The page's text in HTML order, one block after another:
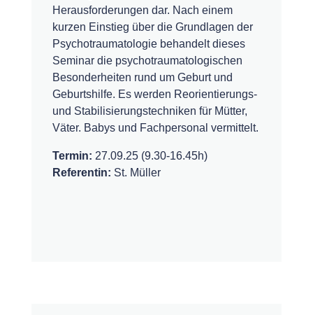
Herausforderungen dar. Nach einem
kurzen Einstieg über die Grundlagen der
Psychotraumatologie behandelt dieses
Seminar die psychotraumatologischen
Besonderheiten rund um Geburt und
Geburtshilfe. Es werden Reorientierungs-
und Stabilisierungstechniken für Mütter,
Väter. Babys und Fachpersonal vermittelt.
Termin: 27.09.25 (9.30-16.45h)
Referentin: St. Müller